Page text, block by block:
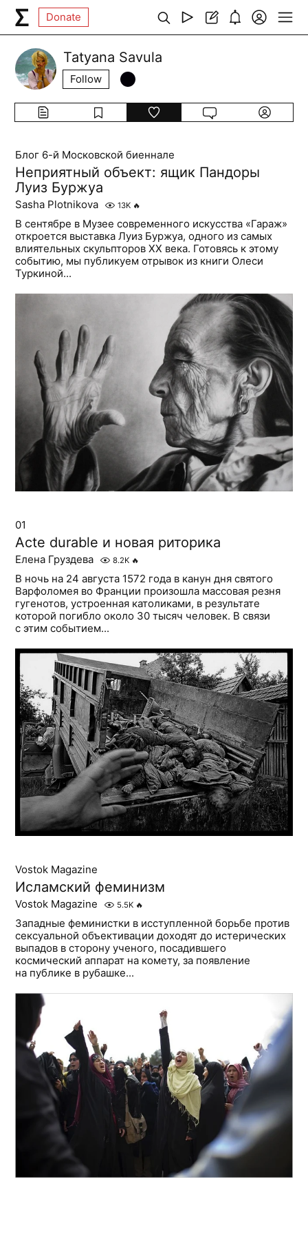
Donate
Tatyana Savula
Follow
Блог 6-й Московской биеннале
Неприятный объект: ящик Пандоры
Луиз Буржуа
Sasha Plotnikova 13K 🔥
В сентябре в Музее современного искусства «Гараж»
откроется выставка Луиз Буржуа, одного из самых
влиятельных скульпторов XX века. Готовясь к этому
событию, мы публикуем отрывок из книги Олеси
Туркиной...
01
Acte durable и новая риторика
Елена Груздева 8.2K 🔥
В ночь на 24 августа 1572 года в канун дня святого
Варфоломея во Франции произошла массовая резня
гугенотов, устроенная католиками, в результате
которой погибло около 30 тысяч человек. В связи
с этим событием...
Vostok Magazine
Исламский феминизм
Vostok Magazine 5.5K 🔥
Западные феминистки в исступленной борьбе против
сексуальной объективации доходят до истерических
выпадов в сторону ученого, посадившего
космический аппарат на комету, за появление
на публике в рубашке...